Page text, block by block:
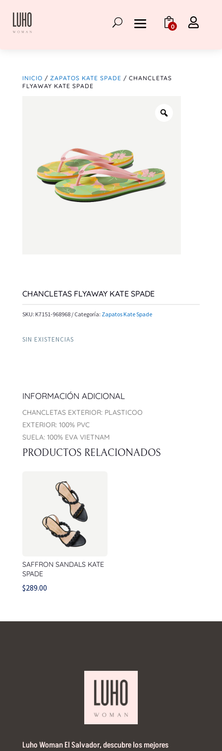
0 
INICIO / ZAPATOS KATE SPADE / CHANCLETAS
FLYAWAY KATE SPADE
CHANCLETAS FLYAWAY KATE SPADE
SKU: K7151-968968 Categoría: Zapatos Kate Spade
SIN EXISTENCIAS
INFORMACIÓN ADICIONAL
CHANCLETAS EXTERIOR: PLASTICOO
EXTERIOR: 100% PVC
SUELA: 100% EVA VIETNAM
PRODUCTOS RELACIONADOS
SAFFRON SANDALS KATE
SPADE
$289.00
Luho Woman El Salvador, descubre los mejores